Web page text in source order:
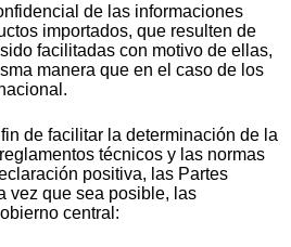
de las informaciones
importados, que resulten de
facilitadas con motivo de ellas,
manera que en el caso de los
de facilitar la determinación de la
técnicos y las normas
positiva, las Partes
vez que sea posible, las
central: